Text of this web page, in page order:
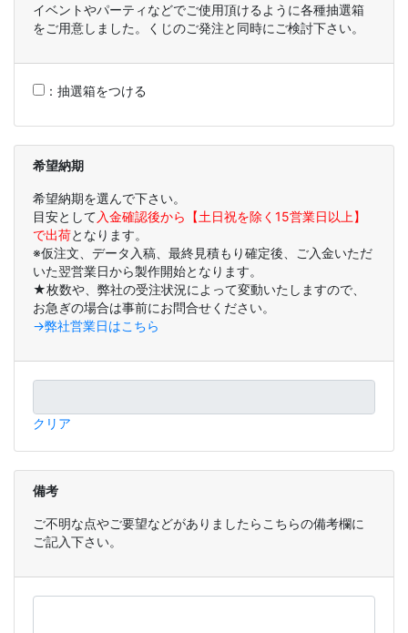
イベントやパーティなどでご使用頂けるように各種抽選箱
をご用意しました。くじのご発注と同時にご検討下さい。
： 抽選箱をつける
希望納期
希望納期を選んで下さい。
目安として 入金確認後から【土日祝を除く15営業日以上】
で出荷となります。
※仮注文、データ入稿、最終見積もり確定後、ご入金いただ
いた翌営業日から製作開始となります。
★枚数や、弊社の受注状況によって変動いたしますので、
お急ぎの場合は事前にお問合せください。
→弊社営業日はこちら
クリア
備考
ご不明な点やご要望などがありましたらこちらの備考欄に
ご記入下さい。